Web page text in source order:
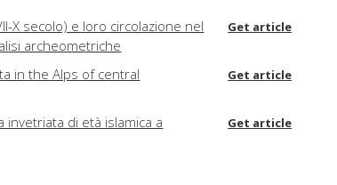
X secolo) e loro circolazione nel
archeometriche
Get article
in the Alps of central
Get article
invetriata di età islamica a
Get article